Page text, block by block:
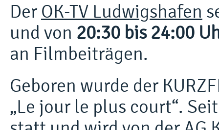
Der OK-TV Ludwigshafen
und von 20:30 bis 24:00
an Filmbeiträgen.
Geboren wurde der
„Le jour le plus court“.